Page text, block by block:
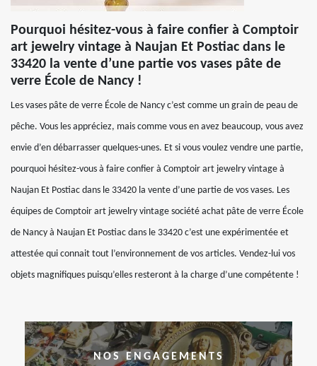
Pourquoi hésitez-vous à faire confier à Comptoir
art jewelry vintage à Naujan Et Postiac dans le
33420 la vente d’une partie vos vases pâte de
verre École de Nancy !
Les vases pâte de verre École de Nancy c’est comme un grain de peau de
pêche. Vous les appréciez, mais comme vous en avez beaucoup, vous avez
envie d’en débarrasser quelques-unes. Et si vous voulez vendre une partie,
pourquoi hésitez-vous à faire confier à Comptoir art jewelry vintage à
Naujan Et Postiac dans le 33420 la vente d’une partie de vos vases. Les
équipes de Comptoir art jewelry vintage société achat pâte de verre École
de Nancy à Naujan Et Postiac dans le 33420 c’est une expérimentée et
attestée qui connait tout l’environnement de vos articles. Vendez-lui vos
objets magnifiques puisqu’elles resteront à la charge d’une compétente !
NOS ENGAGEMENTS